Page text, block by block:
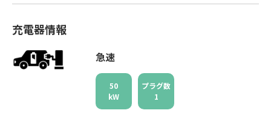
充電器情報
急速
50
kW
プラグ数
1